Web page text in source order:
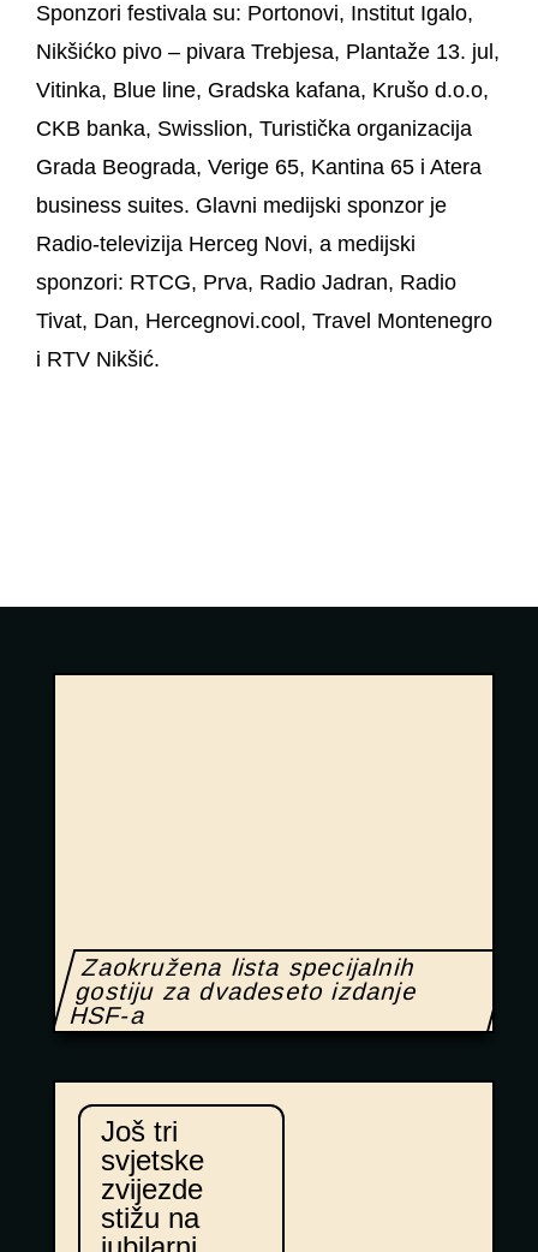
Sponzori festivala su: Portonovi, Institut Igalo,
Nikšićko pivo – pivara Trebjesa, Plantaže 13. jul,
Vitinka, Blue line, Gradska kafana, Krušo d.o.o,
CKB banka, Swisslion, Turistička organizacija
Grada Beograda, Verige 65, Kantina 65 i Atera
business suites. Glavni medijski sponzor je
Radio-televizija Herceg Novi, a medijski
sponzori: RTCG, Prva, Radio Jadran, Radio
Tivat, Dan, Hercegnovi.cool, Travel Montenegro
i RTV Nikšić.
Zaokružena lista specijalnih
gostiju za dvadeseto izdanje
HSF-a
Još tri
svjetske
zvijezde
stižu na